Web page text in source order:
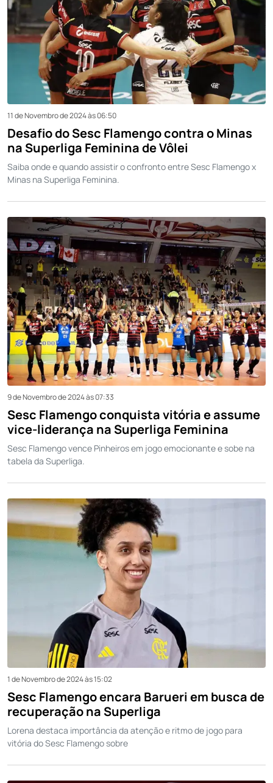
11 de Novembro de 2024 às 06:50
Desafio do Sesc Flamengo contra o Minas
na Superliga Feminina de Vôlei
Saiba onde e quando assistir o confronto entre Sesc Flamengo x
Minas na Superliga Feminina.
9 de Novembro de 2024 às 07:33
Sesc Flamengo conquista vitória e assume
vice-liderança na Superliga Feminina
Sesc Flamengo vence Pinheiros em jogo emocionante e sobe na
tabela da Superliga.
1 de Novembro de 2024 às 15:02
Sesc Flamengo encara Barueri em busca de
recuperação na Superliga
Lorena destaca importância da atenção e ritmo de jogo para
vitória do Sesc Flamengo sobre